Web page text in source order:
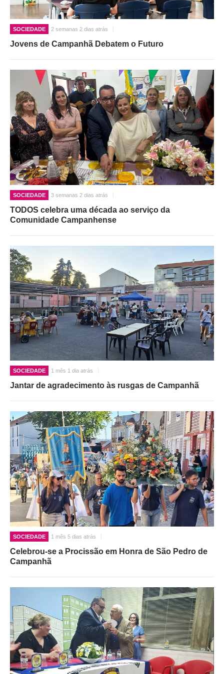
O GABINETE
APOIO AOS DESEMPREGADOS
APOIO ÀS EMPRESAS
CONTACTO E HORÁRIO GIP
CONTACTOS
SOCIEDADE 2 semanas 2 dias atrás
Jovens de Campanhã Debatem o Futuro
SOCIEDADE 3 semanas 2 dias atrás
TODOS celebra uma década ao serviço da
Comunidade Campanhense
SOCIEDADE 1 mês 1 dia atrás
Jantar de agradecimento às rusgas de Campanhã
SOCIEDADE 1 mês 5 dias atrás
Celebrou-se a Procissão em Honra de São Pedro de
Campanhã